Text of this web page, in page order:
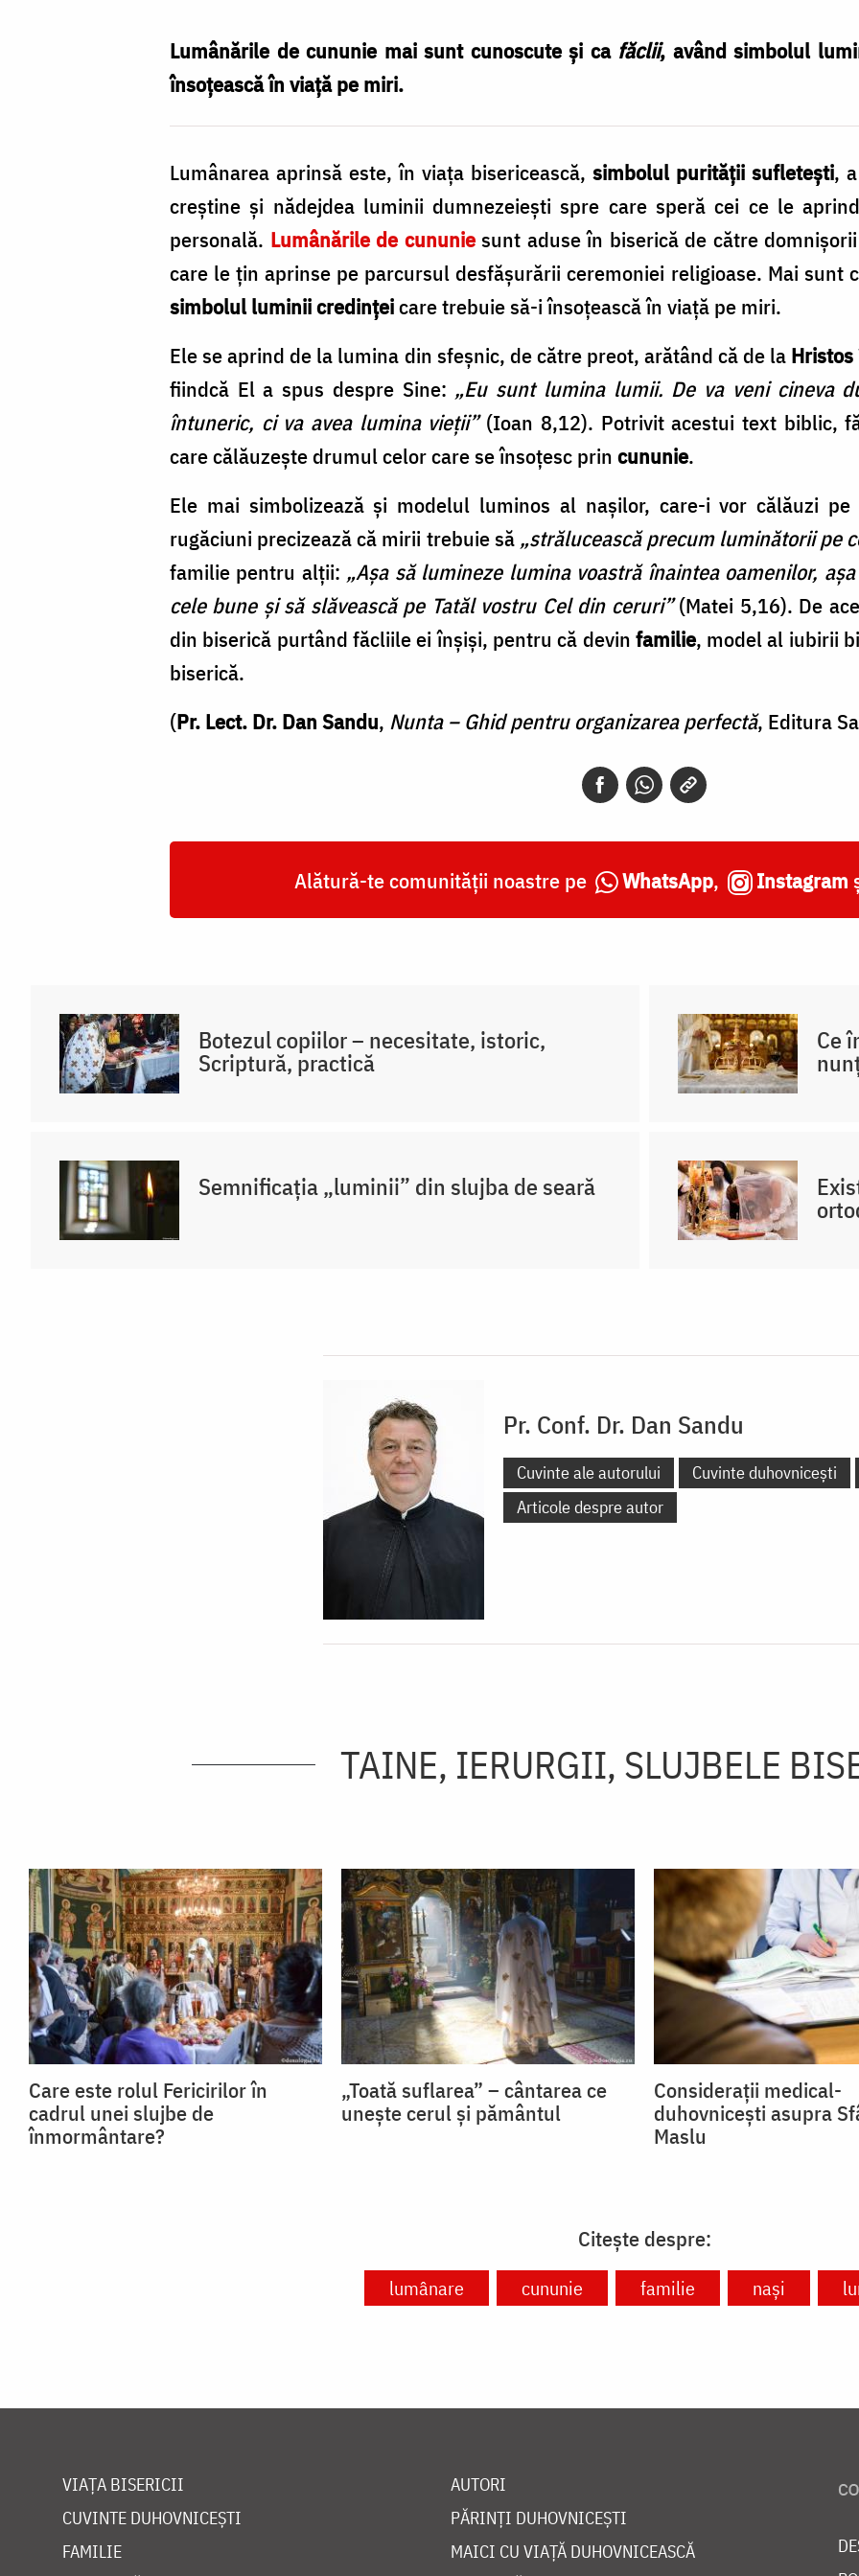
Lumânările de cununie mai sunt cunoscute și ca făclii, având simbolul
însoțească în viață pe miri.
Lumânarea aprinsă este, în viaţa bisericească, simbolul purităţii sufleteşti,
creştine şi nădejdea luminii dumnezeieşti spre care speră cei ce le
personală. Lumânările de cununiesunt aduse în biserică de către
care le ţin aprinse pe parcursul desfăşurării ceremoniei religioase. Mai sunt
simbolul luminii credinţeicare trebuie să-i însoţească în viaţă pe miri.
Ele se aprind de la lumina din sfeşnic, de către preot, arătând că de la Hristos
fiindcă El a spus despre Sine: „Eu sunt lumina lumii. De va veni cineva
întuneric, ci va avea lumina vieţii”(Ioan 8,12). Potrivit acestui text biblic,
care călăuzește drumul celor care se însoţesc prin cununie.
Ele mai simbolizează şi modelul luminos al naşilor, care-i vor călăuzi
rugăciuni precizează că mirii trebuie să „strălucească precum luminătorii pe
familie pentru alţii: „Aşa să lumineze lumina voastră înaintea oamenilor,
cele bune şi să slăvească pe Tatăl vostru Cel din ceruri”(Matei 5,16). De
din biserică purtând făcliile ei înşişi, pentru că devin familie, model al iubirii
biserică.
(Pr. Lect. Dr. Dan Sandu, Nunta – Ghid pentru organizarea perfectă, Editura
Alătură-te comunității noastre pe WhatsApp, Instagram
Botezul copiilor – necesitate, istoric,
Scriptură, practică
Ce
Semnificația „luminii” din slujba de seară
Pr. Conf. Dr. Dan Sandu
Cuvinte ale autorului Cuvinte duhovnicești
Articole despre autor
TAINE, IERURGII, SLUJBELE
Care este rolul Fericirilor în
cadrul unei slujbe de
înmormântare?
„Toată suflarea” – cântarea ce
unește cerul și pământul
Considerații medical-
duhovnicești asupra
Maslu
Citește despre:
lumânare cununie familie nași
VIAȚA BISERICII
CUVINTE DUHOVNICEȘTI
FAMILIE
AUTORI
PĂRINȚI DUHOVNICEȘTI
MAICI CU VIAȚĂ DUHOVNICEASCĂ